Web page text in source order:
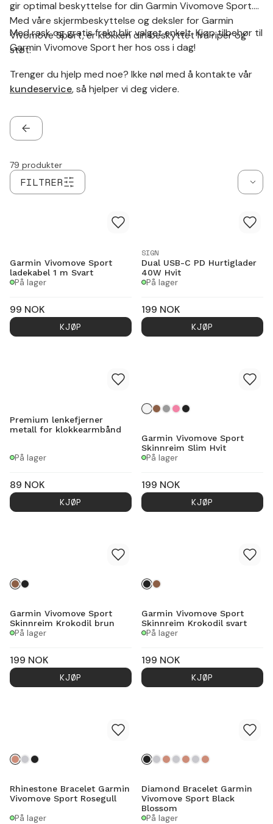
gir optimal beskyttelse for din Garmin Vivomove Sport.
Med våre skjermbeskyttelse og deksler for Garmin
Vivomove Sport, er klokken din beskyttet fra riper og
støt.
Med rask og gratis frakt blir valget enkelt. Kjøp tilbehør til
Garmin Vivomove Sport her hos oss i dag!
Trenger du hjelp med noe? Ikke nøl med å kontakte vår
kundeservice, så hjelper vi deg videre.
TILBAKE
FILTRER
79 produkter
Garmin Vivomove Sport
ladekabel 1 m Svart
På lager
99 NOK
KJØP
SIGN
Dual USB-C PD Hurtiglader
40W Hvit
På lager
199 NOK
KJØP
Premium lenkefjerner
metall for klokkearmbånd
På lager
89 NOK
KJØP
Garmin Vivomove Sport
Skinnreim Slim Hvit
På lager
199 NOK
KJØP
Garmin Vivomove Sport
Skinnreim Krokodil brun
På lager
199 NOK
KJØP
Garmin Vivomove Sport
Skinnreim Krokodil svart
På lager
199 NOK
KJØP
Rhinestone Bracelet Garmin
Vivomove Sport Rosegull
På lager
Diamond Bracelet Garmin
Vivomove Sport Black
Blossom
På lager